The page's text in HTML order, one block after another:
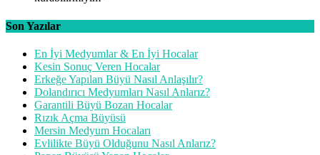
Son Yazılar
En İyi Medyumlar & En İyi Hocalar
Kesin Sonuç Veren Hocalar
Erkeğe Yapılan Büyü Nasıl Anlaşılır?
Dolandırıcı Medyumları Nasıl Anlarız?
Garantili Büyü Bozan Hocalar
Rızık Açma Büyüsü
Mersin Medyum Hocaları
Evlilikte Büyü Olduğunu Nasıl Anlarız?